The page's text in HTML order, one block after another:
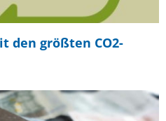
den größten CO2-